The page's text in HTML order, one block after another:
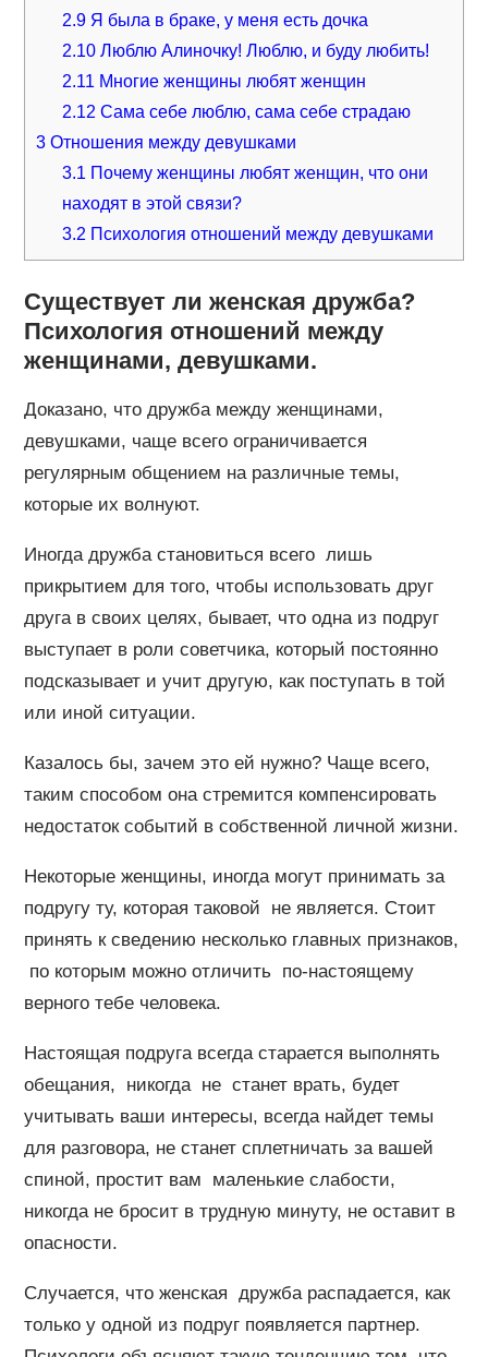
2.9Я была в браке, у меня есть дочка
2.10Люблю Алиночку! Люблю, и буду любить!
2.11 Многие женщины любят женщин
2.12 Сама себе люблю, сама себе страдаю
3Отношения между девушками
3.1 Почему женщины любят женщин, что они
находят в этой связи?
3.2 Психология отношений между девушками
Существует ли женская дружба?
Психология отношений между
женщинами, девушками.
Доказано, что дружба между женщинами,
девушками, чаще всего ограничивается
регулярным общением на различные темы,
которые их волнуют.
Иногда дружба становиться всего лишь
прикрытием для того, чтобы использовать друг
друга в своих целях, бывает, что одна из подруг
выступает в роли советчика, который постоянно
подсказывает и учит другую, как поступать в той
или иной ситуации.
Казалось бы, зачем это ей нужно? Чаще всего,
таким способом она стремится компенсировать
недостаток событий в собственной личной жизни.
Некоторые женщины, иногда могут принимать за
подругу ту, которая таковой не является. Стоит
принять к сведению несколько главных признаков,
по которым можно отличить по-настоящему
верного тебе человека.
Настоящая подруга всегда старается выполнять
обещания, никогда не станет врать, будет
учитывать ваши интересы, всегда найдет темы
для разговора, не станет сплетничать за вашей
спиной, простит вам маленькие слабости,
никогда не бросит в трудную минуту, не оставит в
опасности.
Случается, что женская дружба распадается, как
только у одной из подруг появляется партнер.